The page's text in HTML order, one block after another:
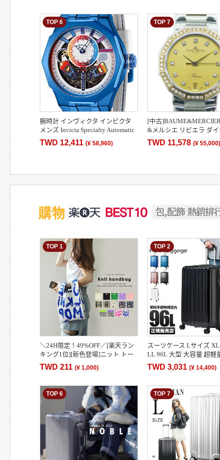
TOP 6
腕時計 インヴィクタ インビクタ
メンズ Invicta Specialty Automatic
White Dial Men's Watch 43198腕時
計 インヴィ…
TWD 12,411 (¥ 58,960)
TOP 7
[中古
&メルシエ リビエラ ダ
5131.3 クォーツ 11Pダイ
盤 Y02801
TWD 11,578(¥ 55,000
TOP 1
＼24H限定！49%OFF／[楽天ラン
キング1位][新色登場]ニット トー
トバッグ レディース ニットバッグ
トートバッグ …
TWD 211 (¥ 1,000)
TOP 2
スーツケース Lサイズ
LL 96L 大型 大容量 超軽
料 158cm以内 キャリー
アラゲージ キャ…
TWD 3,031(¥ 14,400)
TOP 6 TOP 7